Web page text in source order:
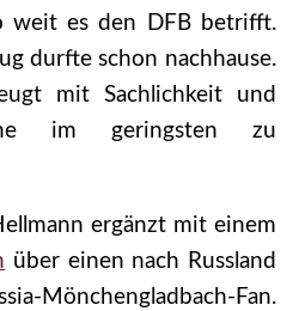
weit es den DFB betrifft.
durfte schon nachhause.
mit Sachlichkeit und
im geringsten zu
ergänzt mit einem
über einen nach Russland
Mönchengladbach-Fan.